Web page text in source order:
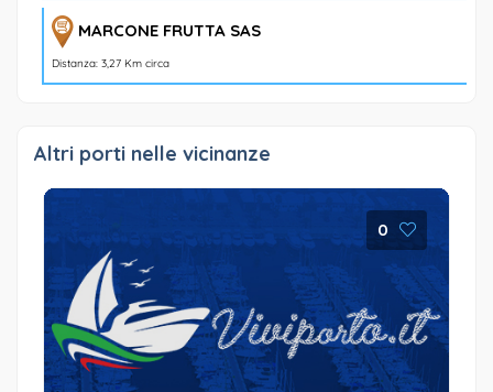
MARCONE FRUTTA SAS
Distanza: 3,27 Km circa
Altri porti nelle vicinanze
0